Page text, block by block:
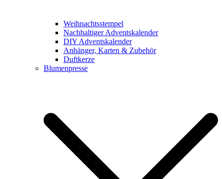
Weihnachtsstempel
Nachhaltiger Adventskalender
DIY Adventskalender
Anhänger, Karten & Zubehör
Duftkerze
Blumenpresse